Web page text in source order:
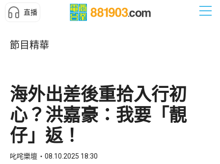
直播
節目精華
海外出差後重拾入行初
心？洪嘉豪：我要「靚
仔」返！
叱咤樂壇 08.10.2025 18:30